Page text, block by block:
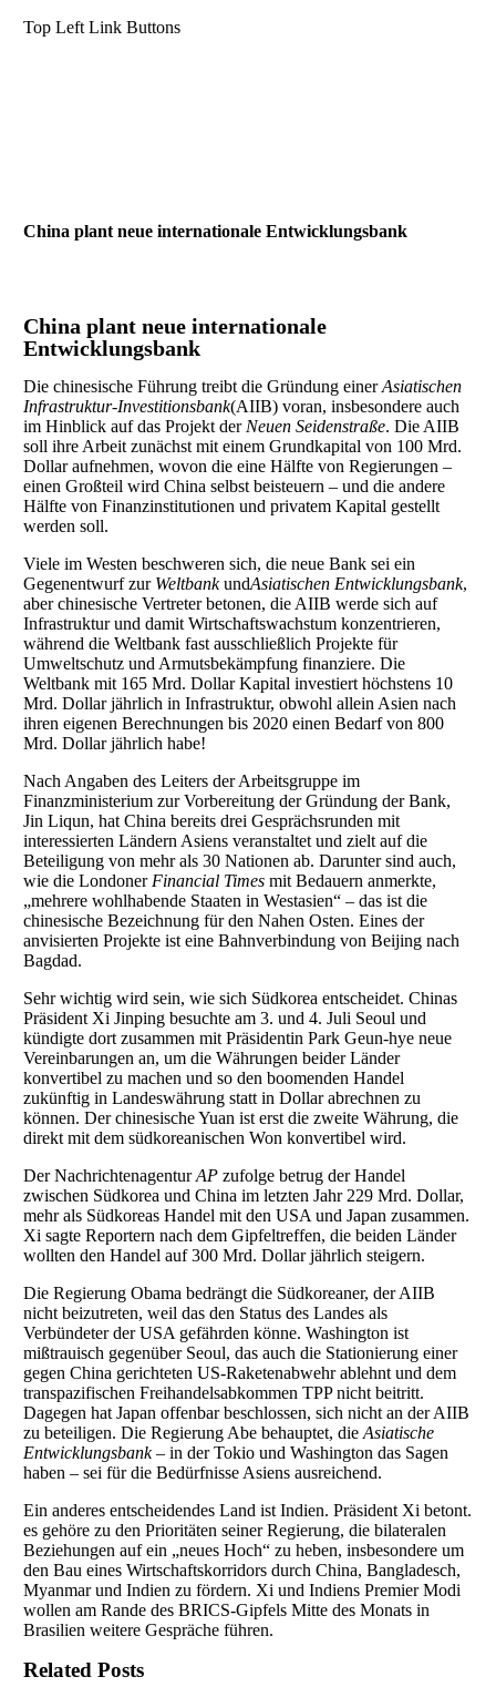
Top Left Link Buttons
China plant neue internationale Entwicklungsbank
China plant neue internationale
Entwicklungsbank
Die chinesische Führung treibt die Gründung einerAsiatischen
Infrastruktur-Investitionsbank(AIIB) voran, insbesondere auch
im Hinblick auf das Projekt der Neuen Seidenstraße. Die AIIB
soll ihre Arbeit zunächst mit einem Grundkapital von 100 Mrd.
Dollar aufnehmen, wovon die eine Hälfte von Regierungen –
einen Großteil wird China selbst beisteuern – und die andere
Hälfte von Finanzinstitutionen und privatem Kapital gestellt
werden soll.
Viele im Westen beschweren sich, die neue Bank sei ein
Gegenentwurf zur WeltbankundAsiatischen Entwicklungsbank,
aber chinesische Vertreter betonen, die AIIB werde sich auf
Infrastruktur und damit Wirtschaftswachstum konzentrieren,
während die Weltbank fast ausschließlich Projekte für
Umweltschutz und Armutsbekämpfung finanziere. Die
Weltbank mit 165 Mrd. Dollar Kapital investiert höchstens 10
Mrd. Dollar jährlich in Infrastruktur, obwohl allein Asien nach
ihren eigenen Berechnungen bis 2020 einen Bedarf von 800
Mrd. Dollar jährlich habe!
Nach Angaben des Leiters der Arbeitsgruppe im
Finanzministerium zur Vorbereitung der Gründung der Bank,
Jin Liqun, hat China bereits drei Gesprächsrunden mit
interessierten Ländern Asiens veranstaltet und zielt auf die
Beteiligung von mehr als 30 Nationen ab. Darunter sind auch,
wie die Londoner Financial Timesmit Bedauern anmerkte,
„mehrere wohlhabende Staaten in Westasien“ – das ist die
chinesische Bezeichnung für den Nahen Osten. Eines der
anvisierten Projekte ist eine Bahnverbindung von Beijing nach
Bagdad.
Sehr wichtig wird sein, wie sich Südkorea entscheidet. Chinas
Präsident Xi Jinping besuchte am 3. und 4. Juli Seoul und
kündigte dort zusammen mit Präsidentin Park Geun-hye neue
Vereinbarungen an, um die Währungen beider Länder
konvertibel zu machen und so den boomenden Handel
zukünftig in Landeswährung statt in Dollar abrechnen zu
können. Der chinesische Yuan ist erst die zweite Währung, die
direkt mit dem südkoreanischen Won konvertibel wird.
Der NachrichtenagenturAPzufolge betrug der Handel
zwischen Südkorea und China im letzten Jahr 229 Mrd. Dollar,
mehr als Südkoreas Handel mit den USA und Japan zusammen.
Xi sagte Reportern nach dem Gipfeltreffen, die beiden Länder
wollten den Handel auf 300 Mrd. Dollar jährlich steigern.
Die Regierung Obama bedrängt die Südkoreaner, der AIIB
nicht beizutreten, weil das den Status des Landes als
Verbündeter der USA gefährden könne. Washington ist
mißtrauisch gegenüber Seoul, das auch die Stationierung einer
gegen China gerichteten US-Raketenabwehr ablehnt und dem
transpazifischen Freihandelsabkommen TPP nicht beitritt.
Dagegen hat Japan offenbar beschlossen, sich nicht an der AIIB
zu beteiligen. Die Regierung Abe behauptet, die Asiatische
Entwicklungsbank– in der Tokio und Washington das Sagen
haben – sei für die Bedürfnisse Asiens ausreichend.
Ein anderes entscheidendes Land ist Indien. Präsident Xi betont.
es gehöre zu den Prioritäten seiner Regierung, die bilateralen
Beziehungen auf ein „neues Hoch“ zu heben, insbesondere um
den Bau eines Wirtschaftskorridors durch China, Bangladesch,
Myanmar und Indien zu fördern. Xi und Indiens Premier Modi
wollen am Rande des BRICS-Gipfels Mitte des Monats in
Brasilien weitere Gespräche führen.
Related Posts